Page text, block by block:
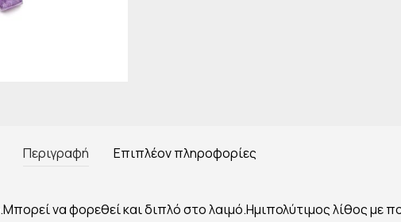
Περιγραφή Επιπλέον πληροφορίες
να φορεθεί και διπλό στο λαιμό.Ημιπολύτιμος λίθος με